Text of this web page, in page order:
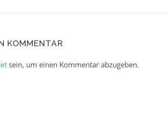
KOMMENTAR
sein, um einen Kommentar abzugeben.